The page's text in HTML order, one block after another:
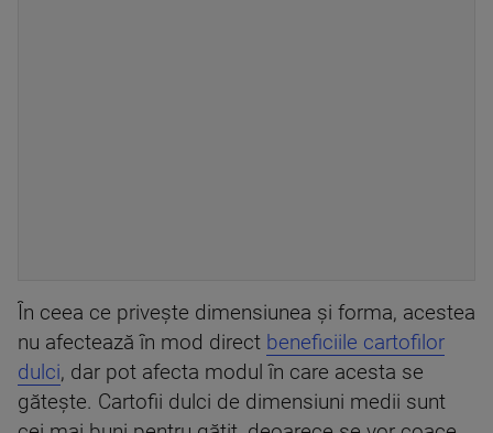
În ceea ce privește dimensiunea și forma, acestea
nu afectează în mod direct beneficiile cartofilor
dulci, dar pot afecta modul în care acesta se
gătește. Cartofii dulci de dimensiuni medii sunt